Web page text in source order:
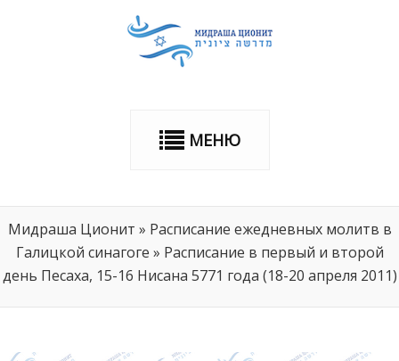
МЕНЮ
Мидраша Ционит » Расписание ежедневных молитв в
Галицкой синагоге » Расписание в первый и второй
день Песаха, 15-16 Нисана 5771 года (18-20 апреля 2011)